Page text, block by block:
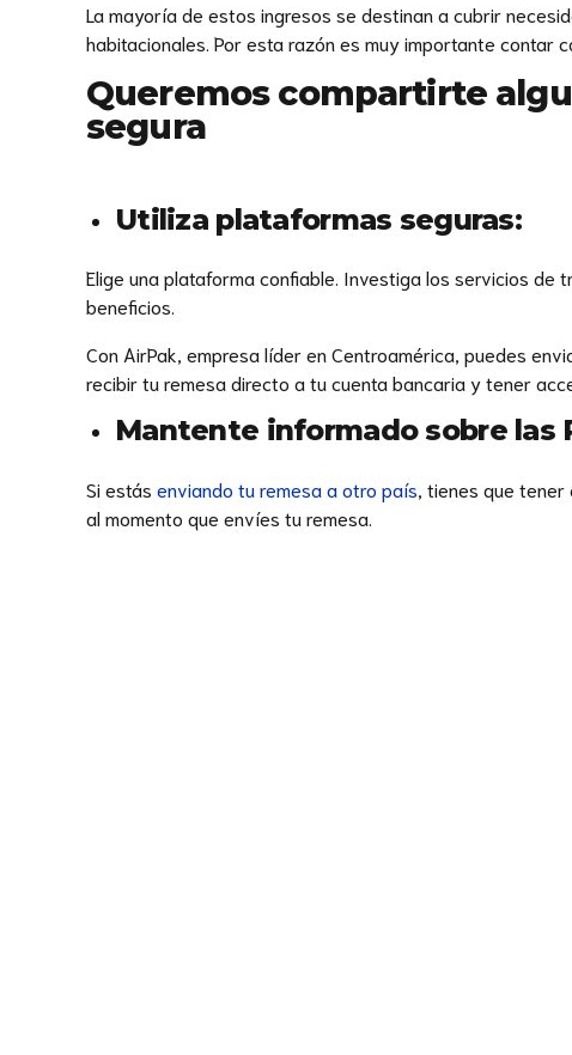
La mayoría de estos ingresos se destinan a cubrir
habitacionales. Por esta razón es muy importante contar
Queremos compartirte
segura
Utiliza plataformas seguras:
Elige una plataforma confiable. Investiga los servicios
beneficios.
Con AirPak, empresa líder en Centroamérica, puedes
recibir tu remesa directo a tu cuenta bancaria y tener
Mantente informado sobre las
Si estás enviando tu remesa a otro país , tienes que
al momento que envíes tu remesa.